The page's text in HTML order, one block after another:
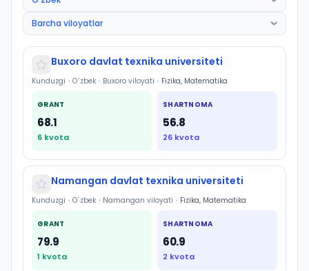
Buxoro davlat texnika universiteti
Kunduzgi • O`zbek • Buxoro viloyati • Fizika, Matematika
GRANT
68.1
6 kvota
SHARTNOMA
56.8
26 kvota
Namangan davlat texnika universiteti
Kunduzgi • O`zbek • Namangan viloyati • Fizika, Matematika
GRANT
79.9
1 kvota
SHARTNOMA
60.9
2 kvota